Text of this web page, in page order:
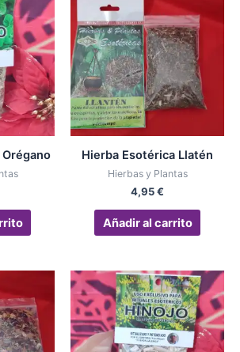
Hierba Esotérica Llatén
Hierbas y Plantas
4,95€
Añadir al carrito